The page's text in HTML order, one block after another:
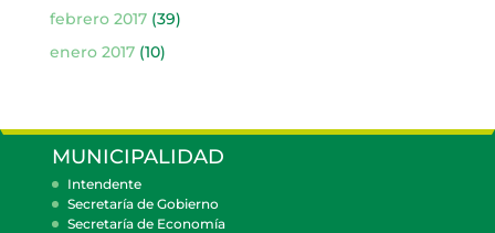
febrero 2017(39)
enero 2017(10)
MUNICIPALIDAD
Intendente
Secretaría de Gobierno
Secretaría de Economía